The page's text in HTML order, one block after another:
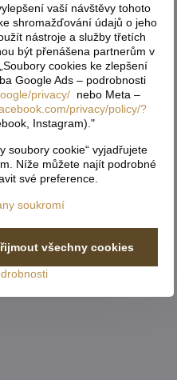
vaší návštěvy tohoto
shromažďování údajů o jeho
nástroje a služby třetích
být přenášena partnerům v
cookies ke zlepšení
Google Ads – podrobnosti
privacy/nebo Meta –
privacy/policy/?
Instagram)."
soubory cookie“ vyjadřujete
Níže můžete najít podrobné
své preference.
soukromí
všechny cookies